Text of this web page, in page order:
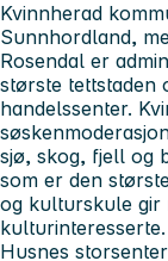
Kvinnherad
Sunnhordland,
Rosendal er
største tettstaden
handelssenter.
sjø, skog, fjell og
som er den
og kulturskule gir
Husnes